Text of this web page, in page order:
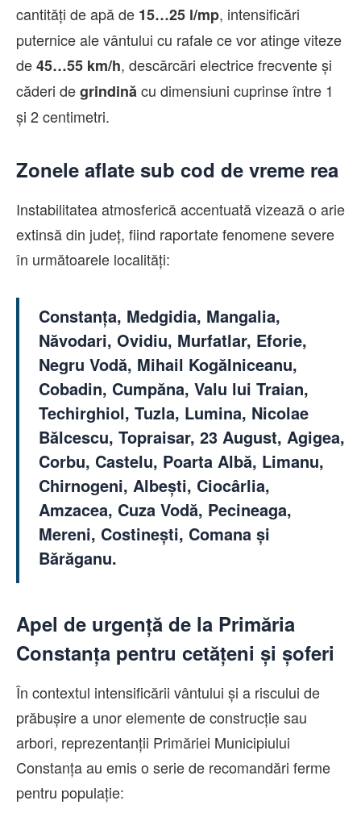
cantități de apă de 15…25 l/mp, intensificări
puternice ale vântului cu rafale ce vor atinge viteze
de45…55 km/h, descărcări electrice frecvente și
căderi degrindinăcu dimensiuni cuprinse între 1
și 2 centimetri.
Zonele aflate sub cod de vreme rea
Instabilitatea atmosferică accentuată vizează o arie
extinsă din județ, fiind raportate fenomene severe
în următoarele localități:
Constanța, Medgidia, Mangalia,
Năvodari, Ovidiu, Murfatlar, Eforie,
Negru Vodă, Mihail Kogălniceanu,
Cobadin, Cumpăna, Valu lui Traian,
Techirghiol, Tuzla, Lumina, Nicolae
Bălcescu, Topraisar, 23 August, Agigea,
Corbu, Castelu, Poarta Albă, Limanu,
Chirnogeni, Albești, Ciocârlia,
Amzacea, Cuza Vodă, Pecineaga,
Mereni, Costinești, Comana și
Bărăganu.
Apel de urgență de la Primăria
Constanța pentru cetățeni și șoferi
În contextul intensificării vântului și a riscului de
prăbușire a unor elemente de construcție sau
arbori, reprezentanții Primăriei Municipiului
Constanța au emis o serie de recomandări ferme
pentru populație: